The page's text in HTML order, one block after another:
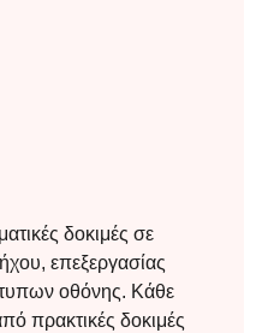
δοκιμές σε
επεξεργασίας
οθόνης. Κάθε
πρακτικές δοκιμές